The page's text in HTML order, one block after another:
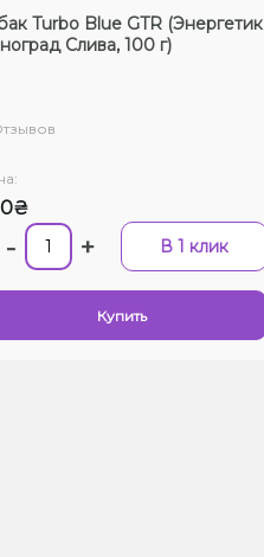
Turbo Blue GTR (Энергетик
Слива, 100 г)
- + В 1 клик
Купить